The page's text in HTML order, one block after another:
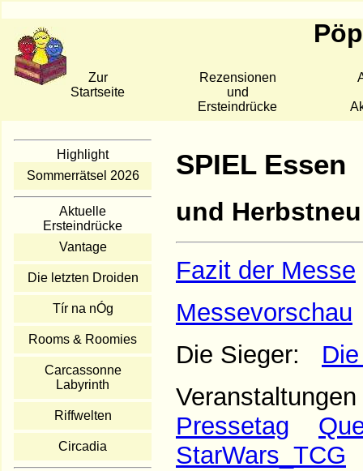
Zur
Startseite
Rezensionen
und
Ersteindrücke
Highlight
Sommerrätsel 2026
Aktuelle
Ersteindrücke
Vantage
Die letzten Droiden
Tír na nÓg
Rooms & Roomies
Carcassonne
Labyrinth
Riffwelten
Circadia
SPIEL Essen
und
Fazit der Messe
Messevorschau
Die Sieger:
Pressetag
StarWars_TCG